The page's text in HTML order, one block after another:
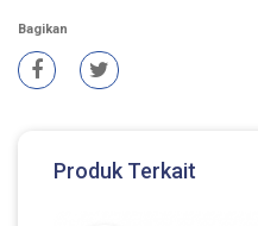
Bagikan
Produk Terkait